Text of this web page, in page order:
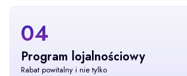
04
Program lojalnościowy
Rabat powitalny i nie tylko